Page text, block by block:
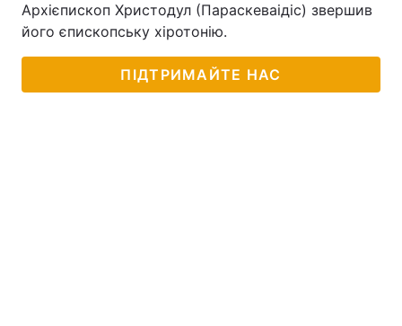
Архієпископ Христодул (Параскеваідіс) звершив
його єпископську хіротонію.
ПІДТРИМАЙТЕ НАС